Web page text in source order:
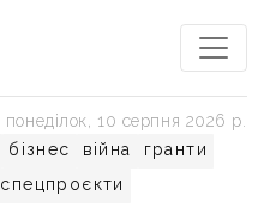
бізнес війна
гранти
спецпроєкти
понеділок, 10 серпня 2026 р.